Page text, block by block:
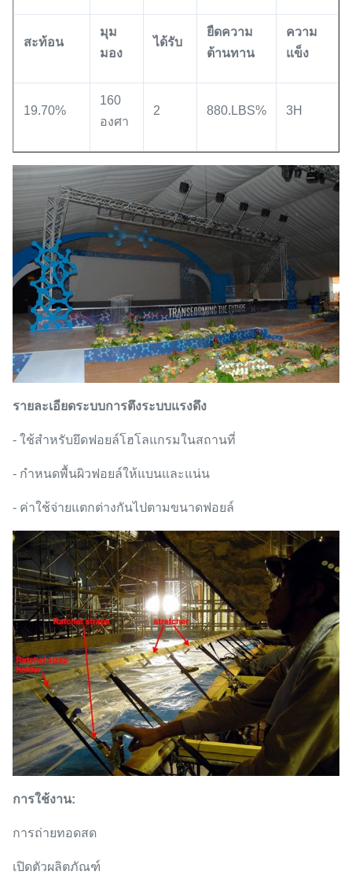
สะท้อน
มุม
มอง
ได้รับ
ยืดความ
ต้านทาน
ความ
แข็ง
19.70%
160
องศา
2 880.LBS% 3H
รายละเอียดระบบการตึงระบบแรงดึง
- ใช้สำหรับยึดฟอยล์โฮโลแกรมในสถานที่
- กำหนดพื้นผิวฟอยล์ให้แบนและแน่น
- ค่าใช้จ่ายแตกต่างกันไปตามขนาดฟอยล์
การใช้งาน:
การถ่ายทอดสด
เปิดตัวผลิตภัณฑ์